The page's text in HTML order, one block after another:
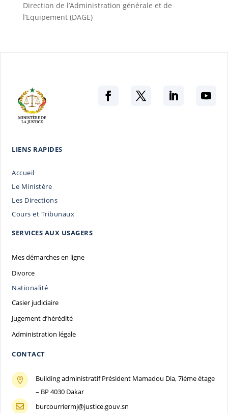
Direction de l’Administration générale et de
l’Equipement (DAGE)
LIENS RAPIDES
Accueil
Le Ministère
Les Directions
Cours et Tribunaux
SERVICES AUX USAGERS
Mes démarches en ligne
Divorce
Nationalité
Casier judiciaire
Jugement d’hérédité
Administration légale
CONTACT

Building administratif Président Mamadou Dia, 7iéme étage
– BP 4030 Dakar
 burcourriermj@justice.gouv.sn